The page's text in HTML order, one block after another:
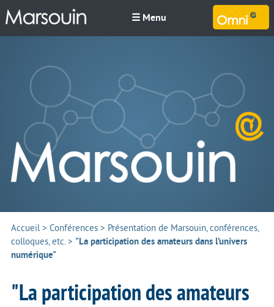
☰ Menu
Accueil> Conférences > Présentation de Marsouin, conférences,
colloques, etc.> "La participation des amateurs dans l’univers
numérique"
"La participation des amateurs